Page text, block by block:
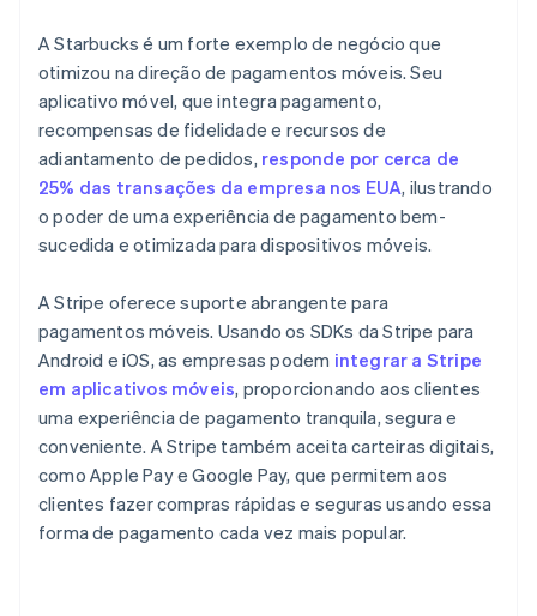
A Starbucks é um forte exemplo de negócio que
otimizou na direção de pagamentos móveis. Seu
aplicativo móvel, que integra pagamento,
recompensas de fidelidade e recursos de
adiantamento de pedidos, responde por cerca de
25% das transações da empresa nos EUA, ilustrando
o poder de uma experiência de pagamento bem-
sucedida e otimizada para dispositivos móveis.
A Stripe oferece suporte abrangente para
pagamentos móveis. Usando os SDKs da Stripe para
Android e iOS, as empresas podem integrar a Stripe
em aplicativos móveis, proporcionando aos clientes
uma experiência de pagamento tranquila, segura e
conveniente. A Stripe também aceita carteiras digitais,
como Apple Pay e Google Pay, que permitem aos
clientes fazer compras rápidas e seguras usando essa
forma de pagamento cada vez mais popular.